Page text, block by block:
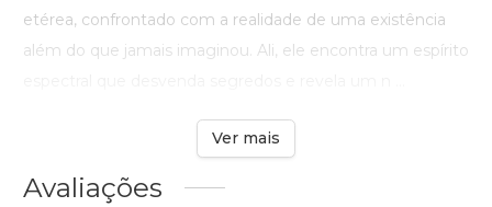
etérea, confrontado com a realidade de uma existência
além do que jamais imaginou. Ali, ele encontra um espírito
Ver mais
Avaliações